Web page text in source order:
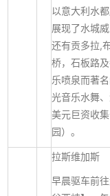
以意大利水
展现了水城
还有贡多拉,
桥，石板路
乐喷泉而著
光音乐水舞
美元巨资收
园）。
拉斯维加斯
早晨驱车前